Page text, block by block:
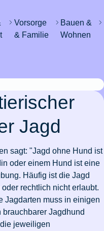
Vorsorge
& Familie
Bauen &
Wohnen
Jagd
sagt: "Jagd ohne Hund ist
oder einem Hund ist eine
Häufig ist die Jagd
rechtlich nicht erlaubt.
Jagdarten muss in einigen
Jagdhund
jeweiligen